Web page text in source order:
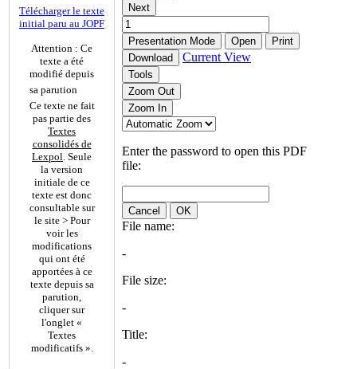
Télécharger le texte
initial paru au JOPF
Attention : Ce
texte a été
modifié depuis
sa parution
Ce texte ne fait
pas partie des
Textes
consolidés de
Lexpol . Seule
la version
initiale de ce
texte est donc
consultable sur
le site > Pour
voir les
modifications
qui ont été
apportées à ce
texte depuis sa
parution,
cliquer sur
l'onglet «
Textes
modificatifs ».
Next
Presentation Mode Open
Print
Download
Current View
Tools
Zoom Out
Zoom In
Enter the password to open this PDF
file:
Cancel OK
File name:
-
File size:
-
Title:
-